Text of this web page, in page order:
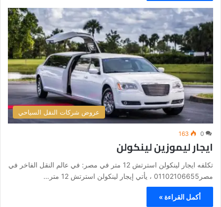
عروض شركات النقل السياحي
0
163
ايجار ليموزين لينكولن
تكلفه ايجار لينكولن استرتش 12 متر في مصر: في عالم النقل الفاخر في
مصر01102106655 ، يأتي إيجار لينكولن استرتش 12 متر…
أكمل القراءة »